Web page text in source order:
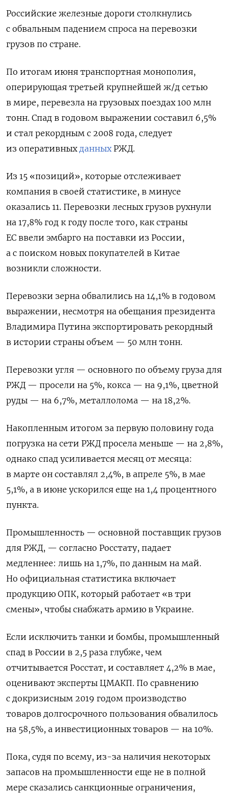
Российские железные дороги столкнулись
с обвальным падением спроса на перевозки
грузов по стране.
По итогам июня транспортная монополия,
оперирующая третьей крупнейшей ж/д сетью
в мире, перевезла на грузовых поездах 100 млн
тонн. Спад в годовом выражении составил 6,5%
и стал рекордным с 2008 года, следует
из оперативных данныхРЖД.
Из 15 «позиций», которые отслеживает
компания в своей статистике, в минусе
оказались 11. Перевозки лесных грузов рухнули
на 17,8% год к году после того, как страны
ЕС ввели эмбарго на поставки из России,
а с поиском новых покупателей в Китае
возникли сложности.
Перевозки зерна обвалились на 14,1% в годовом
выражении, несмотря на обещания президента
Владимира Путина экспортировать рекордный
в истории страны объем — 50 млн тонн.
Перевозки угля — основного по объему груза для
РЖД — просели на 5%, кокса — на 9,1%, цветной
руды — на 6,7%, металлолома — на 18,2%.
Накопленным итогом за первую половину года
погрузка на сети РЖД просела меньше — на 2,8%,
однако спад усиливается месяц от месяца:
в марте он составлял 2,4%, в апреле 5%, в мае
5,1%, а в июне ускорился еще на 1,4 процентного
пункта.
Промышленность — основной поставщик грузов
для РЖД, — согласно Росстату, падает
медленнее: лишь на 1,7%, по данным на май.
Но официальная статистика включает
продукцию ОПК, который работает «в три
смены», чтобы снабжать армию в Украине.
Если исключить танки и бомбы, промышленный
спад в России в 2,5 раза глубже, чем
отчитывается Росстат, и составляет 4,2% в мае,
оценивают эксперты ЦМАКП. По сравнению
с докризисным 2019 годом производство
товаров долгосрочного пользования обвалилось
на 58,5%, а инвестиционных товаров — на 10%.
Пока, судя по всему, из-за наличия некоторых
запасов на промышленности еще не в полной
мере сказались санкционные ограничения,